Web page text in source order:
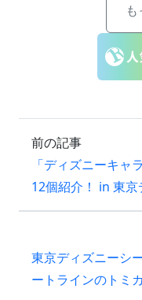
前の記事
「ディズニーキャ
12個紹介！ in 東
東京ディズニーシ
ートラインのトミ